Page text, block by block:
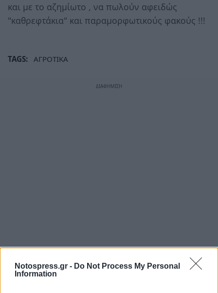
Notospress.gr - Do Not Process My Personal
Information
και με το αζημίωτο , να πωλούν αφειδώς
"καθρεφτάκια" και παραμορφωτικούς φακούς !!!
TAGS: ΑΓΡΟΤΙΚΑ